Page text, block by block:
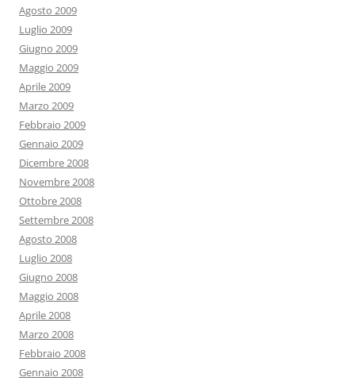
Agosto 2009
Luglio 2009
Giugno 2009
Maggio 2009
Aprile 2009
Marzo 2009
Febbraio 2009
Gennaio 2009
Dicembre 2008
Novembre 2008
Ottobre 2008
Settembre 2008
Agosto 2008
Luglio 2008
Giugno 2008
Maggio 2008
Aprile 2008
Marzo 2008
Febbraio 2008
Gennaio 2008